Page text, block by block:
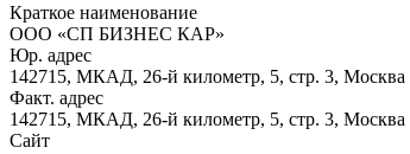
Краткое наименование
ООО «СП БИЗНЕС КАР»
Юр. адрес
142715, МКАД, 26-й километр, 5, стр. 3, Москва
Факт. адрес
142715, МКАД, 26-й километр, 5, стр. 3, Москва
Сайт